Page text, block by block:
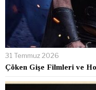
31 Temmuz 2026
Çöken Gişe Filmleri ve